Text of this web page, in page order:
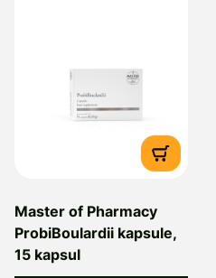
Master of Pharmacy
ProbiBoulardii kapsule,
15 kapsul